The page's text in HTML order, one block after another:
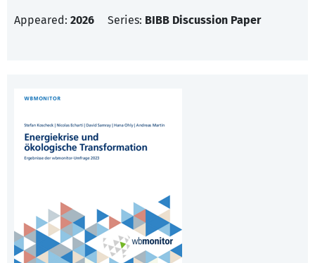
Appeared: 2026 Series: BIBB Discussion Paper